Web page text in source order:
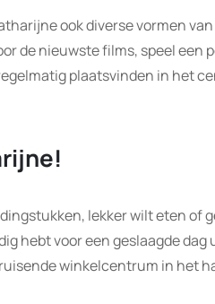
ook diverse vormen
de nieuwste films, speel een
plaatsvinden in het
lekker wilt eten of
hebt voor een geslaagde dag
winkelcentrum in het